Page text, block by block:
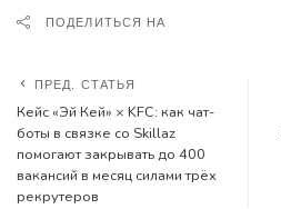
ПОДЕЛИТЬСЯ НА
ПРЕД. СТАТЬЯ
Кейс «Эй Кей» × KFC: как чат-
боты в связке со Skillaz
помогают закрывать до 400
вакансий в месяц силами трёх
рекрутеров